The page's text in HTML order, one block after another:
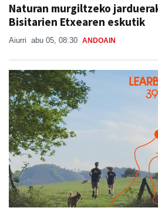
Naturan murgiltzeko
Bisitarien Etxearen eskutik
Aiurri abu 05, 08:30 ANDOAIN